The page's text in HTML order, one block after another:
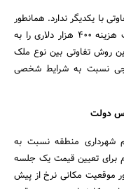
با یکدیگر ندارد. همانطور
که بیان کردیم برای دریافت شهروندی می‌بایست هزینه ۴۰۰ هزار دلاری را به
روش تفاوتی بین نوع ملک
نسبت به شرایط شخصی
دولت
شهرداری منطقه نسبت به
برای تعیین قیمت یک جلسه
موقعیت مکانی نرخ از پیش